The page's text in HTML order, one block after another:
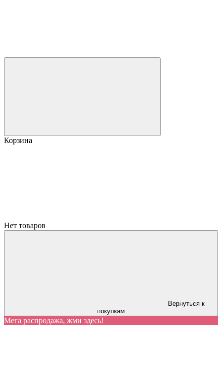
Корзина
Нет товаров
Вернуться к
покупкам
Мега распродажа, жми здесь!